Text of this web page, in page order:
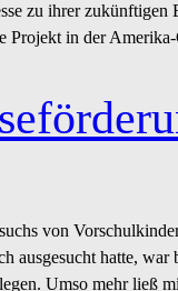
zu ihrer zukünftigen
Projekt in der
von
hatte, war
Umso mehr ließ